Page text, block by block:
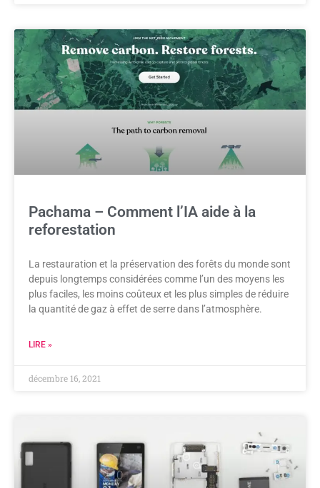
Pachama – Comment l’IA aide à la
reforestation
La restauration et la préservation des forêts du monde sont
depuis longtemps considérées comme l’un des moyens les
plus faciles, les moins coûteux et les plus simples de réduire
la quantité de gaz à effet de serre dans l’atmosphère.
LIRE »
décembre 16, 2021